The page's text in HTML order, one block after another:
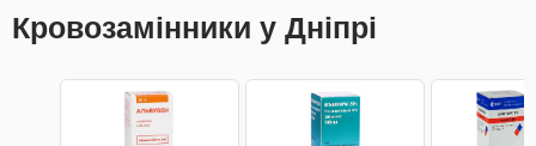
Кровозамінники у Дніпрі